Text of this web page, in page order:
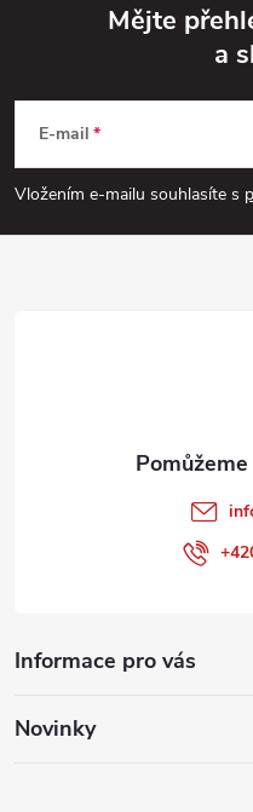
p
a
Mějte
a
E-mail
Vložením e-mailu souhlasíte s
Informace pro vás
Novinky